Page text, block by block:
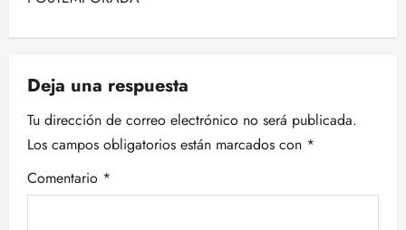
i
ó
n
d
Deja una respuesta
Tu dirección de correo electrónico no será publicada.
Los campos obligatorios están marcados con *
Comentario *